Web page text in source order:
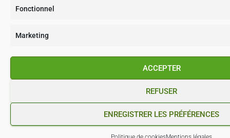
Fonctionnel
Marketing
ACCEPTER
REFUSER
ENREGISTRER LES PRÉFÉRENCES